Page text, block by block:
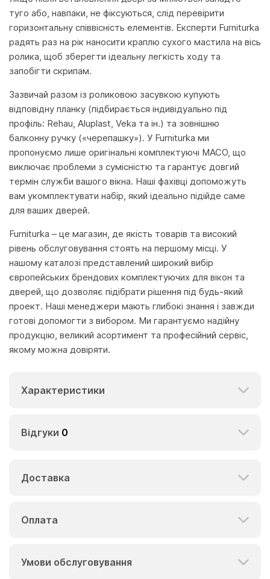
туго або, навпаки, не фіксуються, слід перевірити
горизонтальну співвісність елементів. Експерти Furniturka
радять раз на рік наносити краплю сухого мастила на вісь
ролика, щоб зберегти ідеальну легкість ходу та
запобігти скрипам.
Зазвичай разом із роликовою засувкою купують
відповідну планку (підбирається індивідуально під
профіль: Rehau, Aluplast, Veka та ін.) та зовнішню
балконну ручку («черепашку»). У Furniturka ми
пропонуємо лише оригінальні комплектуючі MACO, що
виключає проблеми з сумісністю та гарантує довгий
термін служби вашого вікна. Наші фахівці допоможуть
вам укомплектувати набір, який ідеально підійде саме
для ваших дверей.
Furniturka – це магазин, де якість товарів та високий
рівень обслуговування стоять на першому місці. У
нашому каталозі представлений широкий вибір
європейських брендових комплектуючих для вікон та
дверей, що дозволяє підібрати рішення під будь-який
проект. Наші менеджери мають глибокі знання і завжди
готові допомогти з вибором. Ми гарантуємо надійну
продукцію, великий асортимент та професійний сервіс,
якому можна довіряти.
Характеристики
Відгуки 0
Доставка
Оплата
Умови обслуговування